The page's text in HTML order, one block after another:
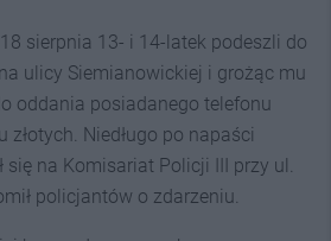
sierpnia 13- i 14-latek podeszli do
ulicy Siemianowickiej i grożąc mu
oddania posiadanego telefonu
Niedługo po napaści
się na Komisariat Policji III przy ul.
policjantów o zdarzeniu.